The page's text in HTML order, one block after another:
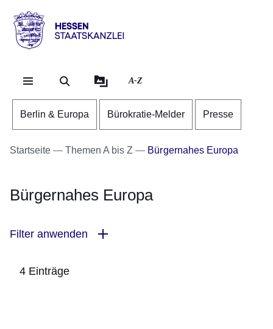
Hessen
Staatskanzlei
A-Z
Berlin & Europa Bürokratie-Melder Presse
Startseite Themen A bis Z Bürgernahes Europa
Bürgernahes Europa
Filter anwenden
4 Einträge